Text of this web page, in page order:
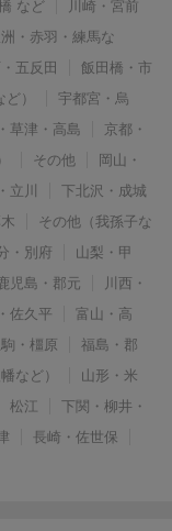
など
川崎・宮前
・赤羽・練馬な
五反田
飯田橋・市
）
宇都宮・烏
草津・高島
京都・
その他
岡山・
立川
下北沢・成城
その他（我孫子な
・別府
山梨・甲
児島・郡元
川西・
佐久平
富山・高
・橿原
福島・郡
など）
山形・米
松江
下関・柳井・
長崎・佐世保